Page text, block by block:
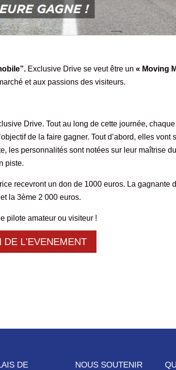
Exclusive Drive se veut être un « Moving
et aux passions des visiteurs.
Drive. Tout au long de cette journée, chaque
de la faire gagner. Tout d’abord, elles vont
les personnalités sont notées sur leur maîtrise
piste.
recevront un don de 1000 euros. La gagnante
la 3ème 2 000 euros.
pilote amateur ou visiteur !
DE L'EVENEMENT
DE
NOUS SOUTENIR